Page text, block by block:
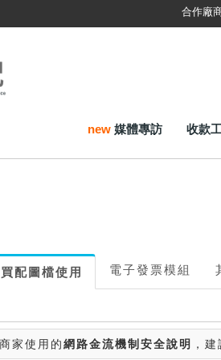
合作廠
new 媒體專訪 收款
配圖檔使用 電子發票模組
家使用的網路金流機制安全說明 ，